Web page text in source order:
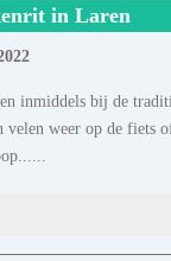
in Laren
inmiddels bij de
velen weer op de fiets